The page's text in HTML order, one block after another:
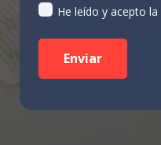
He leído y acepto la